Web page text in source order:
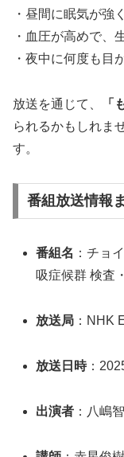
・昼間に眠気が強
・血圧が高めで、
・夜中に何度も目
放送を通じて、 「
られるかもしれま
す。
番組放送情報
番組名 ：チョ
吸症候群 検査
放送局 ：NHK
放送日時：
出演者 ：八嶋